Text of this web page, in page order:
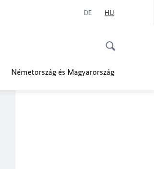
DE HU
Németország és Magyarország